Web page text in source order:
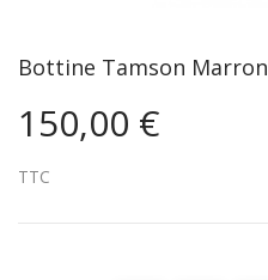
Bottine Tamson Marron
150,00 €
TTC